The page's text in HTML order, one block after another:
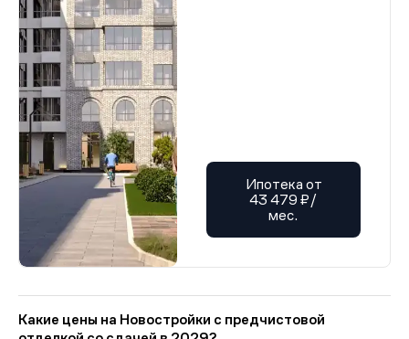
Ипотека от
43 479 ₽/
мес.
Какие цены на Новостройки с предчистовой